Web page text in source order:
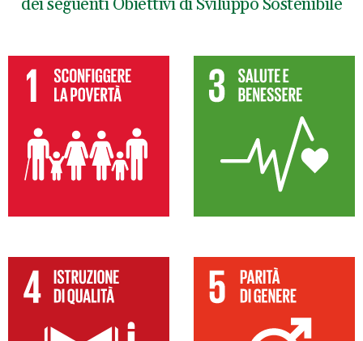
dei seguenti Obiettivi di Sviluppo Sostenibile